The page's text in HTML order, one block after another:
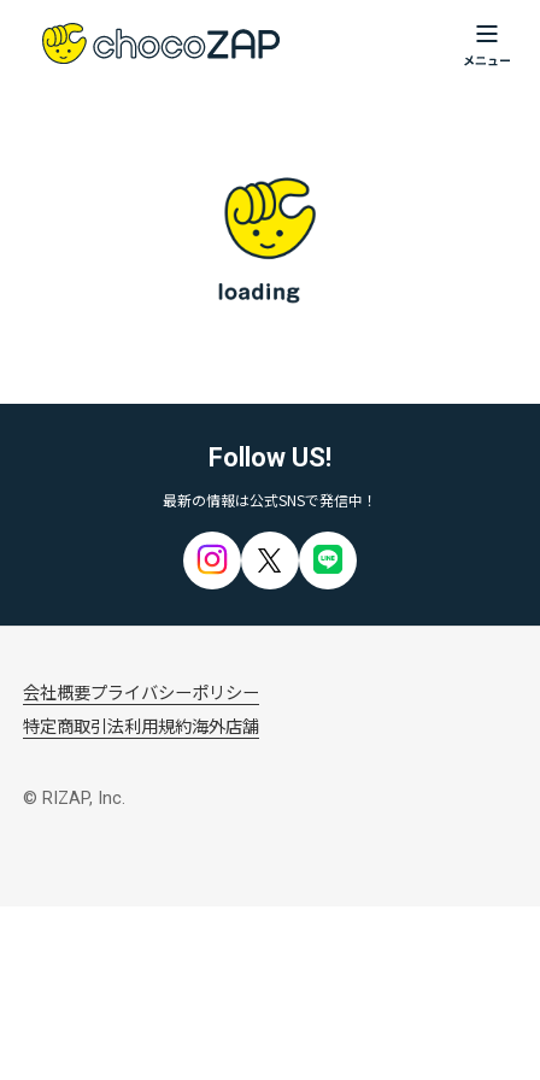
Follow US!
最新の情報は公式SNSで発信中！
会社概要プライバシーポリシー
特定商取引法利用規約海外店舗
© RIZAP, Inc.